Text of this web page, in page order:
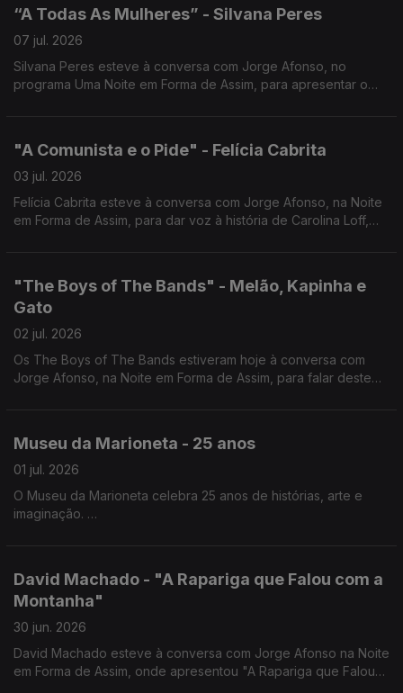
“A Todas As Mulheres” - Silvana Peres
07 jul. 2026
Silvana Peres esteve à conversa com Jorge Afonso, no
programa Uma Noite em Forma de Assim, para apresentar o
"A Comunista e o Pide" - Felícia Cabrita
03 jul. 2026
Felícia Cabrita esteve à conversa com Jorge Afonso, na Noite
em Forma de Assim, para dar voz à história de Carolina Loff,
"The Boys of The Bands" - Melão, Kapinha e
Gato
02 jul. 2026
Os The Boys of The Bands estiveram hoje à conversa com
Jorge Afonso, na Noite em Forma de Assim, para falar deste
Museu da Marioneta - 25 anos
01 jul. 2026
O Museu da Marioneta celebra 25 anos de histórias, arte e
imaginação.
David Machado - "A Rapariga que Falou com a
Montanha"
30 jun. 2026
David Machado esteve à conversa com Jorge Afonso na Noite
em Forma de Assim, onde apresentou "A Rapariga que Falou